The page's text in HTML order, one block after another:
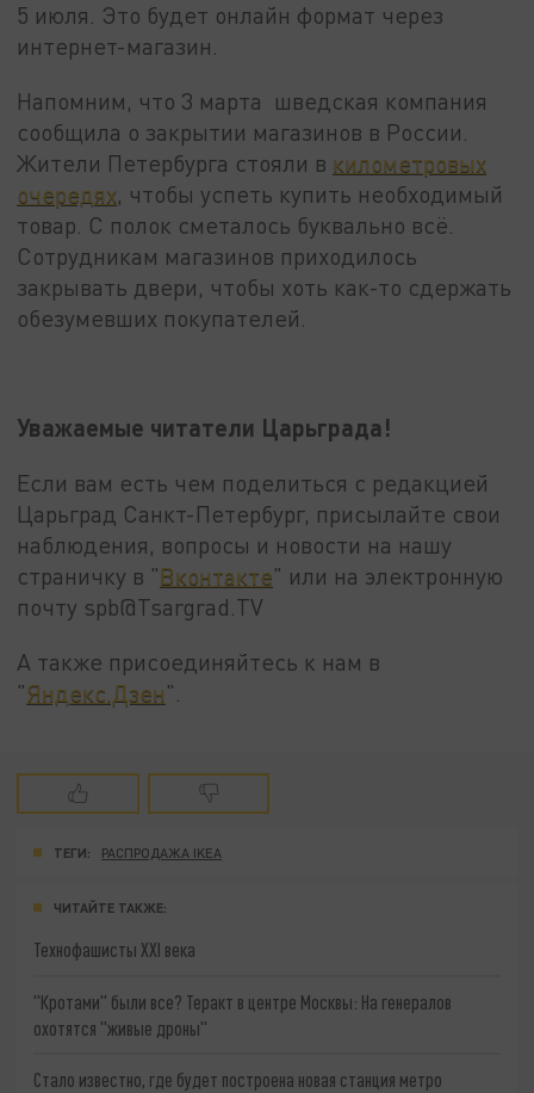
5 июля. Это будет онлайн формат через
интернет-магазин.
Напомним, что 3 марта шведская компания
сообщила о закрытии магазинов в России.
Жители Петербурга стояли в километровых
очередях, чтобы успеть купить необходимый
товар. С полок сметалось буквально всё.
Сотрудникам магазинов приходилось
закрывать двери, чтобы хоть как-то сдержать
обезумевших покупателей.
Уважаемые читатели Царьграда!
Если вам есть чем поделиться с редакцией
Царьград Санкт-Петербург, присылайте свои
наблюдения, вопросы и новости на нашу
страничку в "Вконтакте" или на электронную
почту spb@Tsargrad.TV
А также присоединяйтесь к нам в
"Яндекс.Дзен".
ТЕГИ: РАСПРОДАЖА IKEA
ЧИТАЙТЕ ТАКЖЕ:
Технофашисты XXI века
"Кротами" были все? Теракт в центре Москвы: На генералов
охотятся "живые дроны"
Стало известно, где будет построена новая станция метро